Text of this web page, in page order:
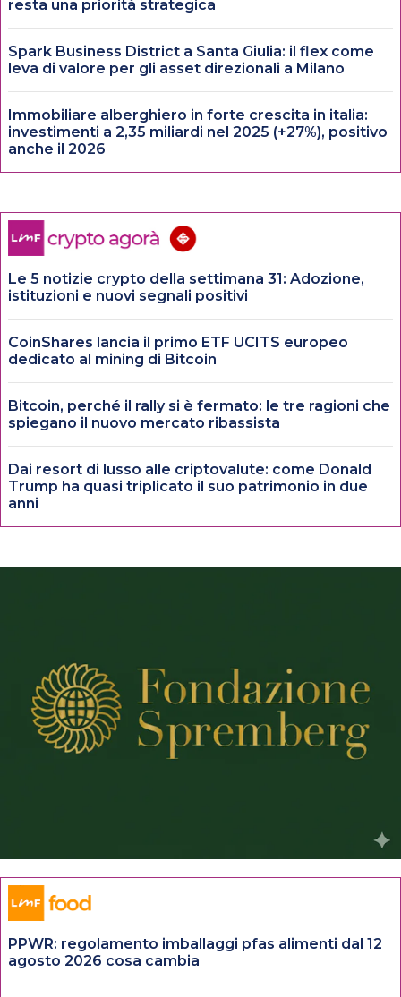
resta una priorità strategica
Spark Business District a Santa Giulia: il flex come
leva di valore per gli asset direzionali a Milano
Immobiliare alberghiero in forte crescita in italia:
investimenti a 2,35 miliardi nel 2025 (+27%), positivo
anche il 2026
Le 5 notizie crypto della settimana 31: Adozione,
istituzioni e nuovi segnali positivi
CoinShares lancia il primo ETF UCITS europeo
dedicato al mining di Bitcoin
Bitcoin, perché il rally si è fermato: le tre ragioni che
spiegano il nuovo mercato ribassista
Dai resort di lusso alle criptovalute: come Donald
Trump ha quasi triplicato il suo patrimonio in due
anni
PPWR: regolamento imballaggi pfas alimenti dal 12
agosto 2026 cosa cambia